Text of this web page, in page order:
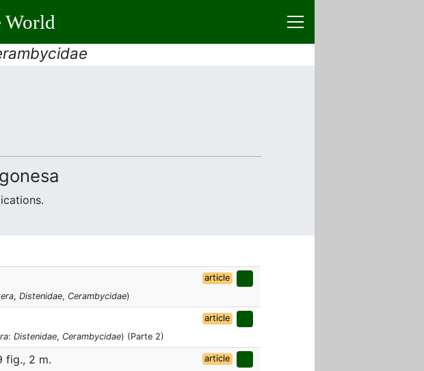
, Distenidae, Cerambycidae)
article
: Distenidae, Cerambycidae) (Parte 2)
article
fig., 2 m. article